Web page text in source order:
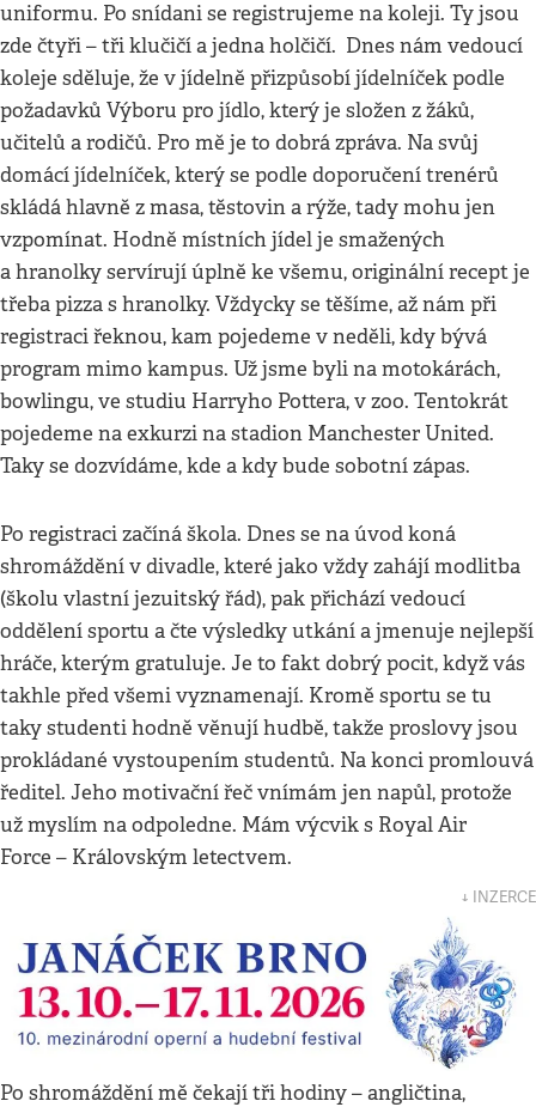
uniformu. Po snídani se registrujeme na koleji. Ty jsou
zde čtyři – tři klučičí a jedna holčičí. Dnes nám vedoucí
koleje sděluje, že v jídelně přizpůsobí jídelníček podle
požadavků Výboru pro jídlo, který je složen z žáků,
učitelů a rodičů. Pro mě je to dobrá zpráva. Na svůj
domácí jídelníček, který se podle doporučení trenérů
skládá hlavně z masa, těstovin a rýže, tady mohu jen
vzpomínat. Hodně místních jídel je smažených
a hranolky servírují úplně ke všemu, originální recept je
třeba pizza s hranolky. Vždycky se těšíme, až nám při
registraci řeknou, kam pojedeme v neděli, kdy bývá
program mimo kampus. Už jsme byli na motokárách,
bowlingu, ve studiu Harryho Pottera, v zoo. Tentokrát
pojedeme na exkurzi na stadion Manchester United.
Taky se dozvídáme, kde a kdy bude sobotní zápas.
Po registraci začíná škola. Dnes se na úvod koná
shromáždění v divadle, které jako vždy zahájí modlitba
(školu vlastní jezuitský řád), pak přichází vedoucí
oddělení sportu a čte výsledky utkání a jmenuje nejlepší
hráče, kterým gratuluje. Je to fakt dobrý pocit, když vás
takhle před všemi vyznamenají. Kromě sportu se tu
taky studenti hodně věnují hudbě, takže proslovy jsou
prokládané vystoupením studentů. Na konci promlouvá
ředitel. Jeho motivační řeč vnímám jen napůl, protože
už myslím na odpoledne. Mám výcvik s Royal Air
Force – Královským letectvem.
↓ INZERCE
Po shromáždění mě čekají tři hodiny – angličtina,